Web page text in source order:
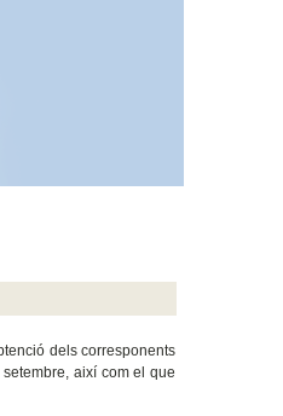
dels corresponents
així com el que